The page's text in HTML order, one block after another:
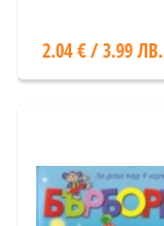
2.04 € / 3.99 ЛВ.